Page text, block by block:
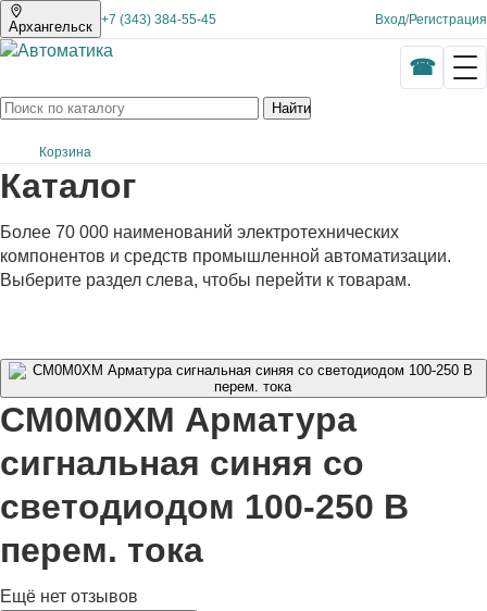
Архангельск +7 (343) 384-55-45 Вход/Регистрация
Найти
Корзина
Каталог
Более 70 000 наименований электротехнических
компонентов и средств промышленной автоматизации.
Выберите раздел слева, чтобы перейти к товарам.
CM0M0XM Арматура
сигнальная синяя со
светодиодом 100-250 В
перем. тока
Ещё нет отзывов